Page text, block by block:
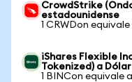
CrowdStrike
estadounidense
1 CRWDon equivale
iShares Flexible
Tokenized) a
1 BINCon equivale a